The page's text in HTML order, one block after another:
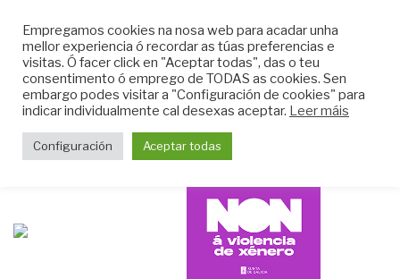
content
CLUB DO MAR DE
MUGARDOS
Web do Club do Mar de Mugardos
Empregamos cookies na nosa web para acadar unha
mellor experiencia ó recordar as túas preferencias e
visitas. Ó facer click en "Aceptar todas", das o teu
consentimento ó emprego de TODAS as cookies. Sen
embargo podes visitar a "Configuración de cookies" para
indicar individualmente cal desexas aceptar. Leer máis
Configuración Aceptar todas